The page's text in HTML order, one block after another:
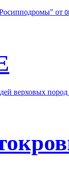
от
верховых